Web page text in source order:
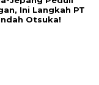
Ini Langkah PT
Otsuka!